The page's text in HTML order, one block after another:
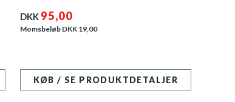
DKK 95,00
Momsbeløb DKK 19,00
KØB / SE PRODUKTDETALJER